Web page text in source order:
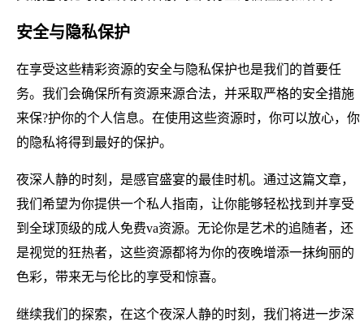
安全与隐私保护
在享受这些精彩资源的安全与隐私保护也是我们的首要任
务。我们会确保所有资源来源合法，并采取严格的安全措施
来保?护你的个人信息。在使用这些资源时，你可以放心，你
的隐私将得到最好的保护。
夜深人静的时刻，是感官盛宴的最佳时机。通过这篇文章，
我们希望为你提供一个私人指南，让你能够轻松找到并享受
到全球顶级的成人免费va资源。无论你是艺术的追随者，还
是视觉的狂热者，这些资源都将为你的夜晚增添一抹绚丽的
色彩，带来无与伦比的享受和惊喜。
继续我们的探索，在这个夜深人静的时刻，我们将进一步深